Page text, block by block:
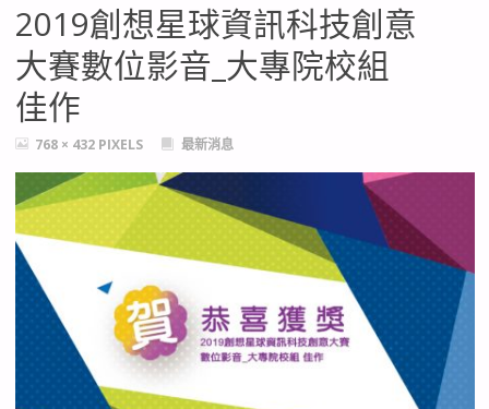
2019創想星球資訊科技創意
大賽數位影音_大專院校組
佳作
FULL768 × 432 PIXELS 最新消息